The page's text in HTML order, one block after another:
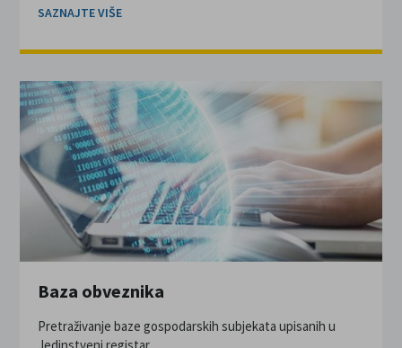
SAZNAJTE VIŠE
Baza obveznika
Pretraživanje baze gospodarskih subjekata upisanih u